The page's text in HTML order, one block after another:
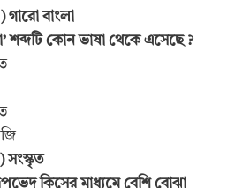
গারো বাংলা
শব্দটি কোন ভাষা থেকে এসেছে ?
সংস্কৃত
কিসের মাধ্যমে বেশি বোঝা